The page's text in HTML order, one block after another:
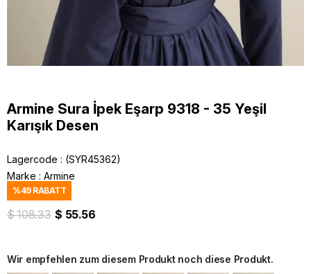
Armine Sura İpek Eşarp 9318 - 35 Yeşil
Karışık Desen
Lagercode
(SYR45362)
Marke : Armine
%49RABATT
$ 108.33 $ 55.56
Wir empfehlen zum diesem Produkt noch diese Produkt.